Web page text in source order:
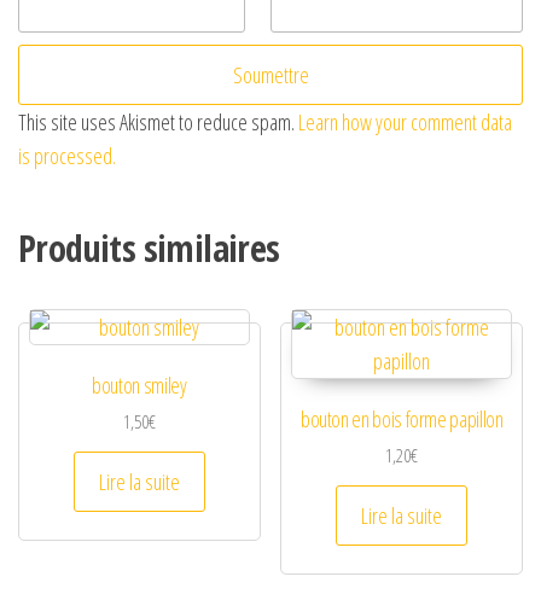
This site uses Akismet to reduce spam. Learn how your comment data
is processed.
Produits similaires
bouton smiley
1,50€
Lire la suite
bouton en bois forme papillon
1,20€
Lire la suite